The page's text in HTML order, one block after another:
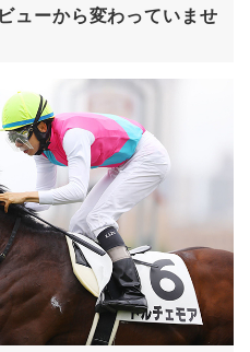
ューから変わっていませ